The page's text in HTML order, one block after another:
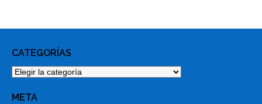
CATEGORÍAS
Categorías
META